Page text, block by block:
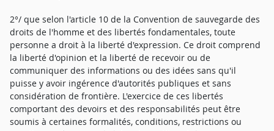
2°/ que selon l'article 10 de la Convention de sauvegarde des
droits de l'homme et des libertés fondamentales, toute
personne a droit à la liberté d'expression. Ce droit comprend
la liberté d'opinion et la liberté de recevoir ou de
communiquer des informations ou des idées sans qu'il
puisse y avoir ingérence d'autorités publiques et sans
considération de frontière. L'exercice de ces libertés
comportant des devoirs et des responsabilités peut être
soumis à certaines formalités, conditions, restrictions ou